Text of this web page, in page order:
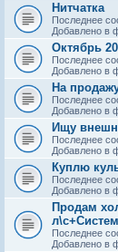
Нитчатка
Последнее
Добавлено в
Октябрь
Последнее
Добавлено в
На
Последнее
Добавлено в
Ищу
Последнее
Добавлено в
Куплю
Последнее
Добавлено в
Продам
Последнее
Добавлено в